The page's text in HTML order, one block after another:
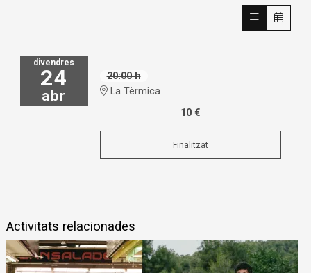
divendres
24
abr
20:00 h
La Tèrmica
10 €
Finalitzat
Activitats relacionades